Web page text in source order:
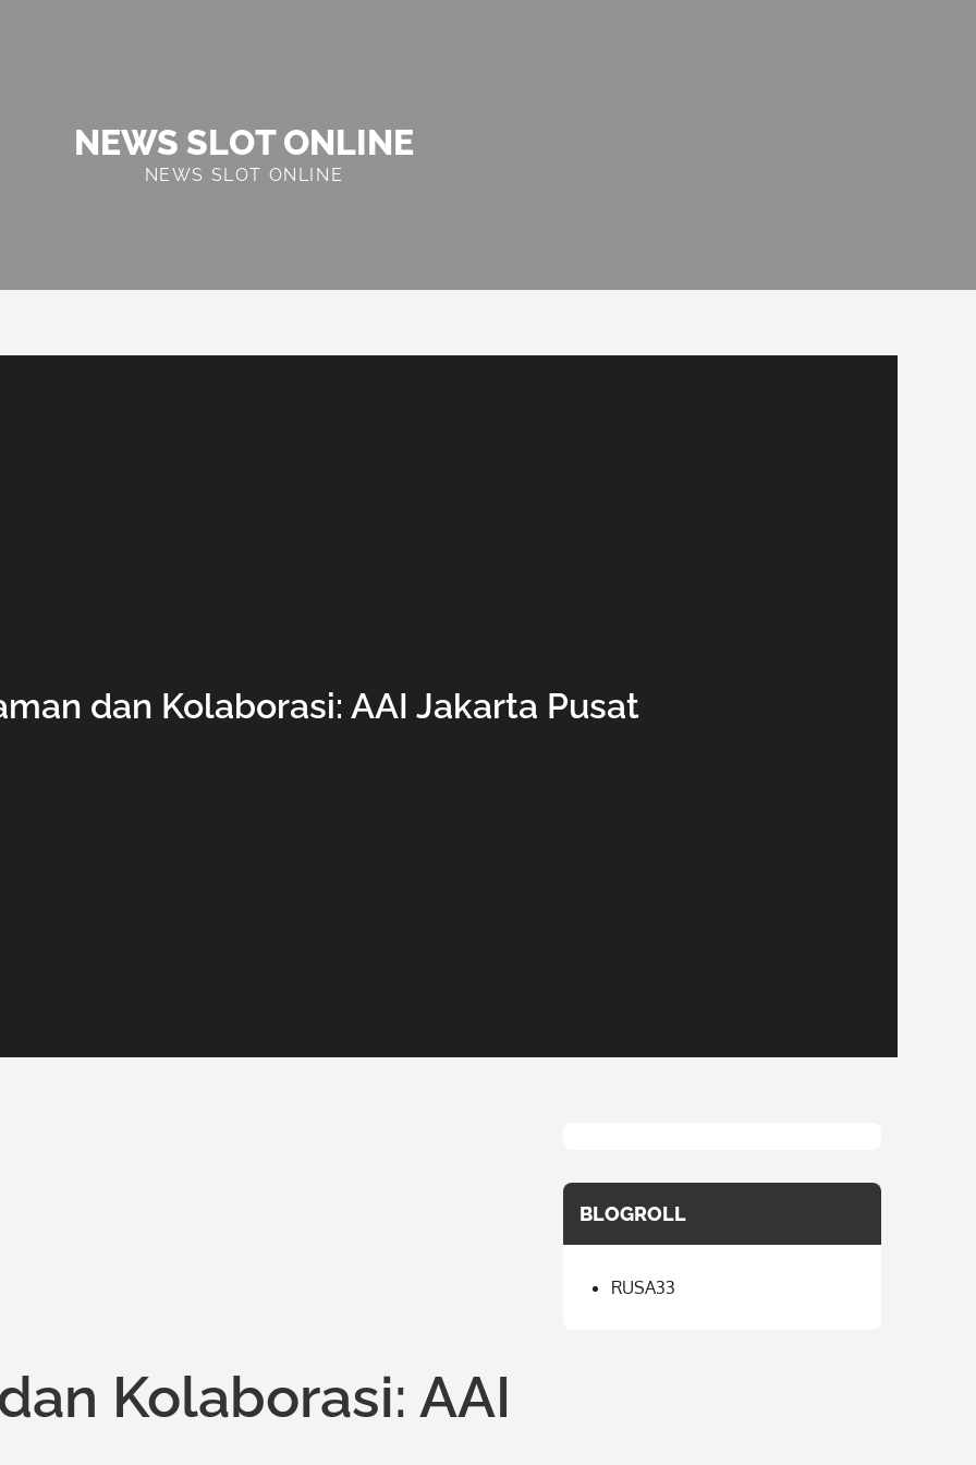
NEWS SLOT ONLINE
NEWS SLOT ONLINE
dan Kolaborasi: AAI Jakarta Pusat
Kolaborasi: AAI
BLOGROLL
RUSA33